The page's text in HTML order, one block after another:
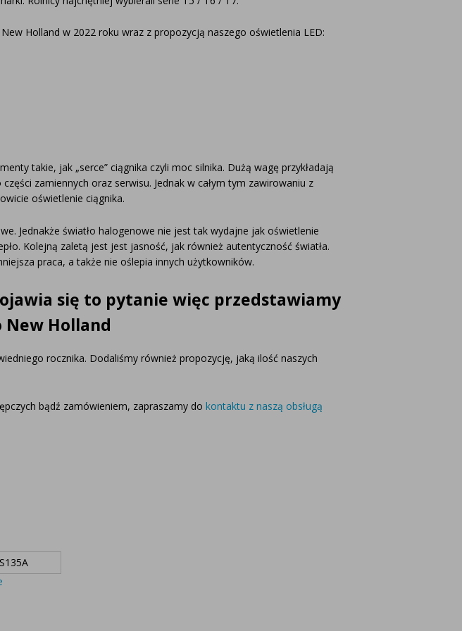
Holland w 2022 roku wraz z propozycją naszego oświetlenia LED:
takie, jak „serce” ciągnika czyli moc silnika. Dużą wagę przykładają
zamiennych oraz serwisu. Jednak w całym tym zawirowaniu z
oświetlenie ciągnika.
Jednakże światło halogenowe nie jest tak wydajne jak oświetlenie
Kolejną zaletą jest jest jasność, jak również autentyczność światła.
praca, a także nie oślepia innych użytkowników.
się to pytanie więc przedstawiamy
New Holland
rocznika. Dodaliśmy również propozycję, jaką ilość naszych
bądź zamówieniem, zapraszamy do kontaktu z naszą obsługą